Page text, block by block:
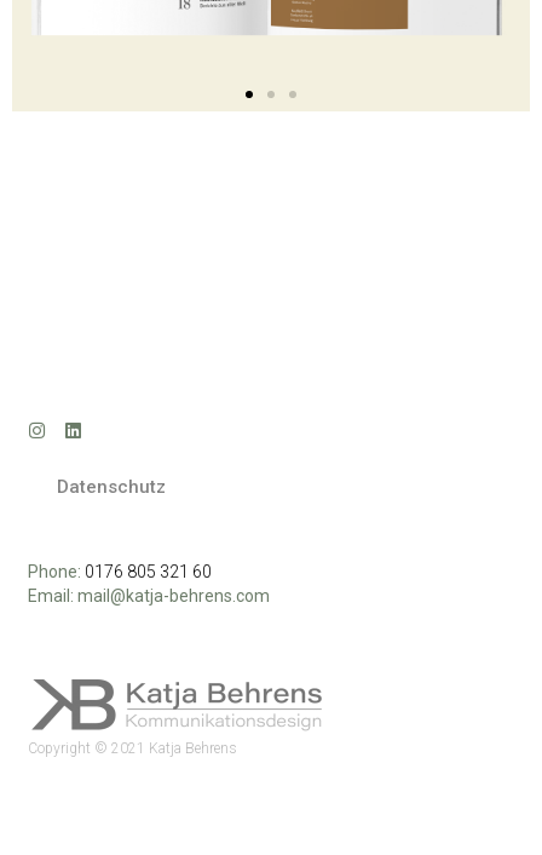
Copyright © 2021 Katja Behrens
Phone: 0176 805 321 60
Email: mail@katja-behrens.com
Datenschutz